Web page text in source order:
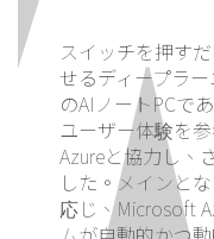
スイッチを押す
せるディープラ
のAIノートPCで
ユーザー体験を
Azureと協力し、
した。メインと
応じ、Microsoft